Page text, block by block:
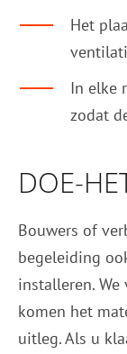
Het
In elke
zodat
DOE-
Bouwers of
begeleiding
installeren.
komen het
uitleg. Als u